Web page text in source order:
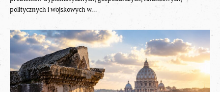
politycznych i wojskowych w...